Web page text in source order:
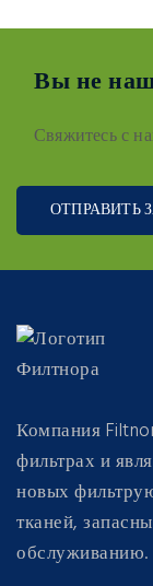
Вы не
Свяжитесь с
ОТПРАВИТЬ
Компания
фильтрах и
новых
тканей,
обслуживанию.